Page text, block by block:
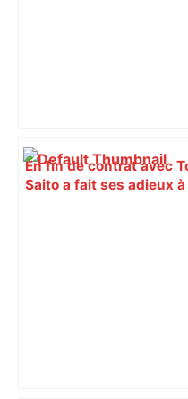
En fin de contrat avec
Saito a fait ses adieux